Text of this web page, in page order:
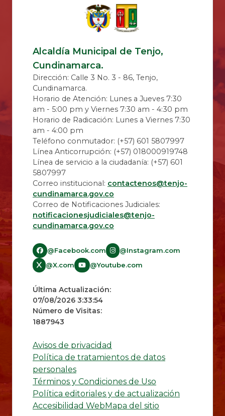
Alcaldía Municipal de Tenjo,
Cundinamarca.
Dirección: Calle 3 No. 3 - 86, Tenjo,
Cundinamarca.
Horario de Atención: Lunes a Jueves 7:30
am - 5:00 pm y Viernes 7:30 am - 4:30 pm
Horario de Radicación: Lunes a Viernes 7:30
am - 4:00 pm
Teléfono conmutador: (+57) 601 5807997
Línea Anticorrupción: (+57) 018000919748
Línea de servicio a la ciudadanía: (+57) 601
5807997
Correo institucional: contactenos@tenjo-
cundinamarca.gov.co
Correo de Notificaciones Judiciales:
notificacionesjudiciales@tenjo-
cundinamarca.gov.co​
@Facebook.com
@Instagram.com
@X.com
@Youtube.com
Última Actualización:
07/08/2026 3:33:54
Número de Visitas:
1887943
Avisos de privacidad
Política de tratamientos de datos
personales
Términos y Condiciones de Uso
Política editoriales y de actualización
Accesibilidad Web Mapa del sitio